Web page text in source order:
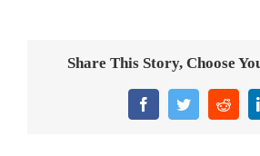
Share This Story, Choose
FacebookTwitterReddit